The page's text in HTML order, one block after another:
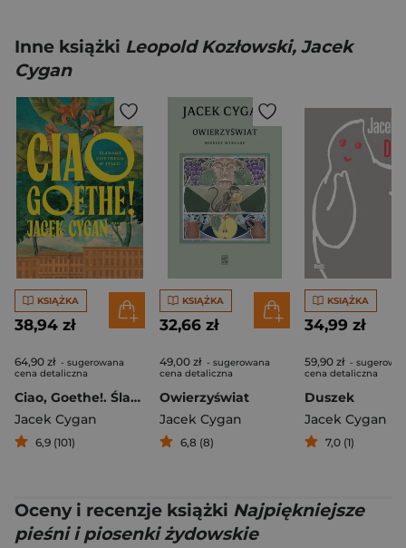
Inne książki Leopold Kozłowski, Jacek
Cygan
KSIĄŻKA
38,94 zł
64,90 zł - sugerowana
cena detaliczna
Ciao, Goethe!. Śladami Goethego w Italii
Jacek Cygan
6,9 (101)
KSIĄŻKA
32,66 zł
49,00 zł - sugerowana
cena detaliczna
Owierzyświat
Jacek Cygan
6,8 (8)
KSIĄŻKA
34,99 zł
59,90 zł -
cena detaliczna
Duszek
Jacek Cygan
7,0 (1)
Oceny i recenzje książki Najpiękniejsze
pieśni i piosenki żydowskie